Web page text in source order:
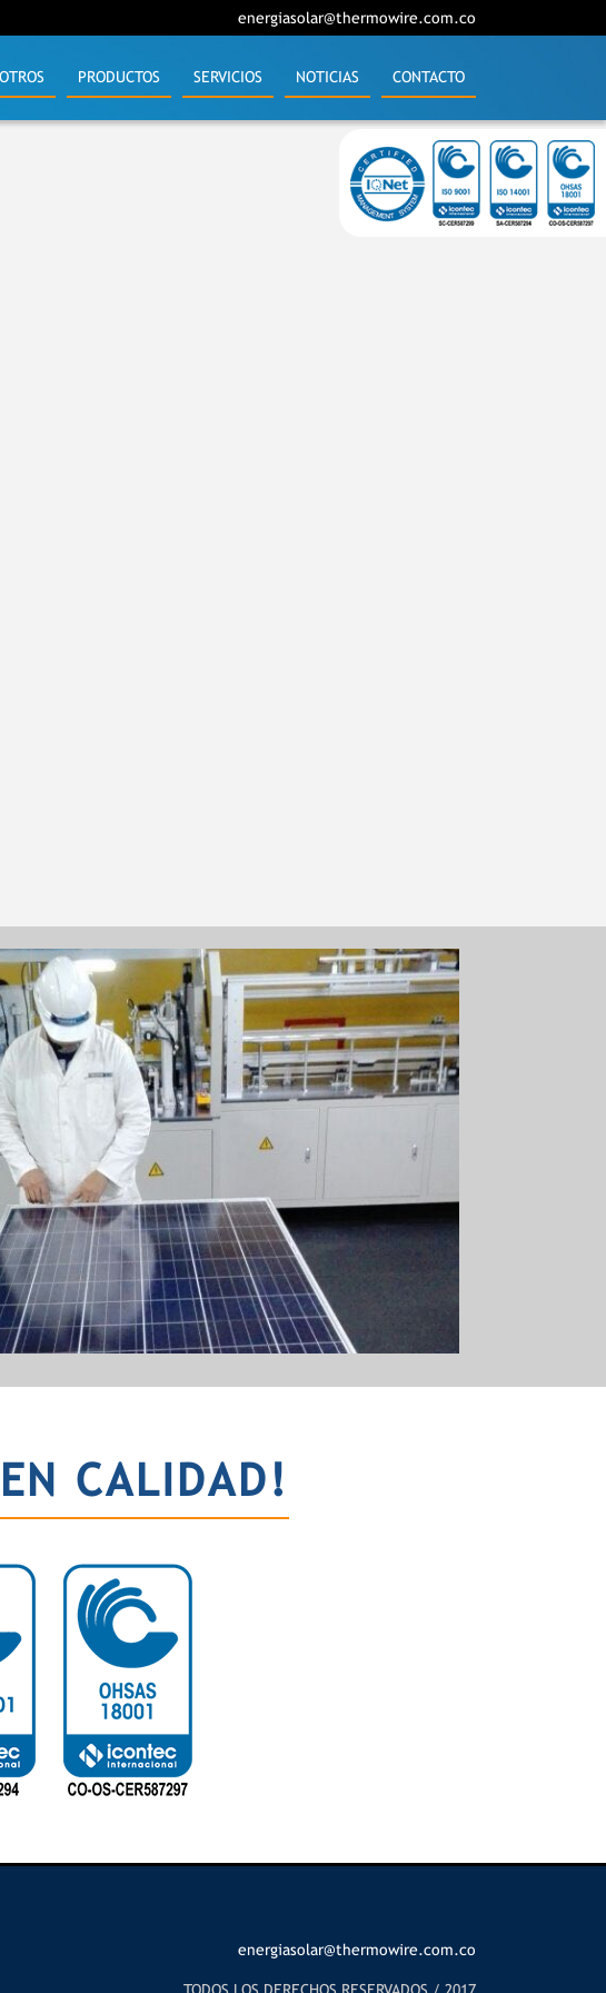
energiasolar@thermowire.com.co
PRODUCTOS SERVICIOS NOTICIAS CONTACTO
CALIDAD!
energiasolar@thermowire.com.co
TODOS LOS DERECHOS RESERVADOS / 2017